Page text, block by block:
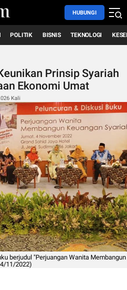
HUBUNGI
POLITIK BISNIS TEKNOLOGI
Prinsip Syariah
Ekonomi Umat
Kali
berjudul "Perjuangan Wanita Membangun
11/2022)